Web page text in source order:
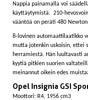
Nappia painamalla voi
käyttäytymistä. 210-
vääntöä on peräti 480
8-lovinen automaattilaatikko
mutta jotenkin uskoisin, ettei
herramiestä. Hän luultavasti
kyytiä pitkien suorien
meinannut oikein edes
Opel Insignia GSI
Moottori: R4, 1956 cm3